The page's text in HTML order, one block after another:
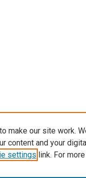
make our site work.
content and your
settings link. For